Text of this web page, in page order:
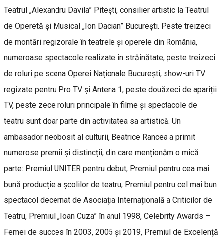
Teatrul „Alexandru Davila” Pitești, consilier artistic la Teatrul
de Operetă și Musical „Ion Dacian” București. Peste treizeci
de montări regizorale în teatrele și operele din România,
numeroase spectacole realizate în străinătate, peste treizeci
de roluri pe scena Operei Naționale București, show-uri TV
regizate pentru Pro TV și Antena 1, peste douăzeci de apariții
TV, peste zece roluri principale în filme și spectacole de
teatru sunt doar parte din activitatea sa artistică. Un
ambasador neobosit al culturii, Beatrice Rancea a primit
numerose premii și distincții, din care menționăm o mică
parte: Premiul UNITER pentru debut, Premiul pentru cea mai
bună producție a școlilor de teatru, Premiul pentru cel mai bun
spectacol decernat de Asociația Internațională a Criticilor de
Teatru, Premiul „Ioan Cuza” în anul 1998, Celebrity Awards –
Femei de succes în 2003, 2005 și 2019, Premiul de Excelență